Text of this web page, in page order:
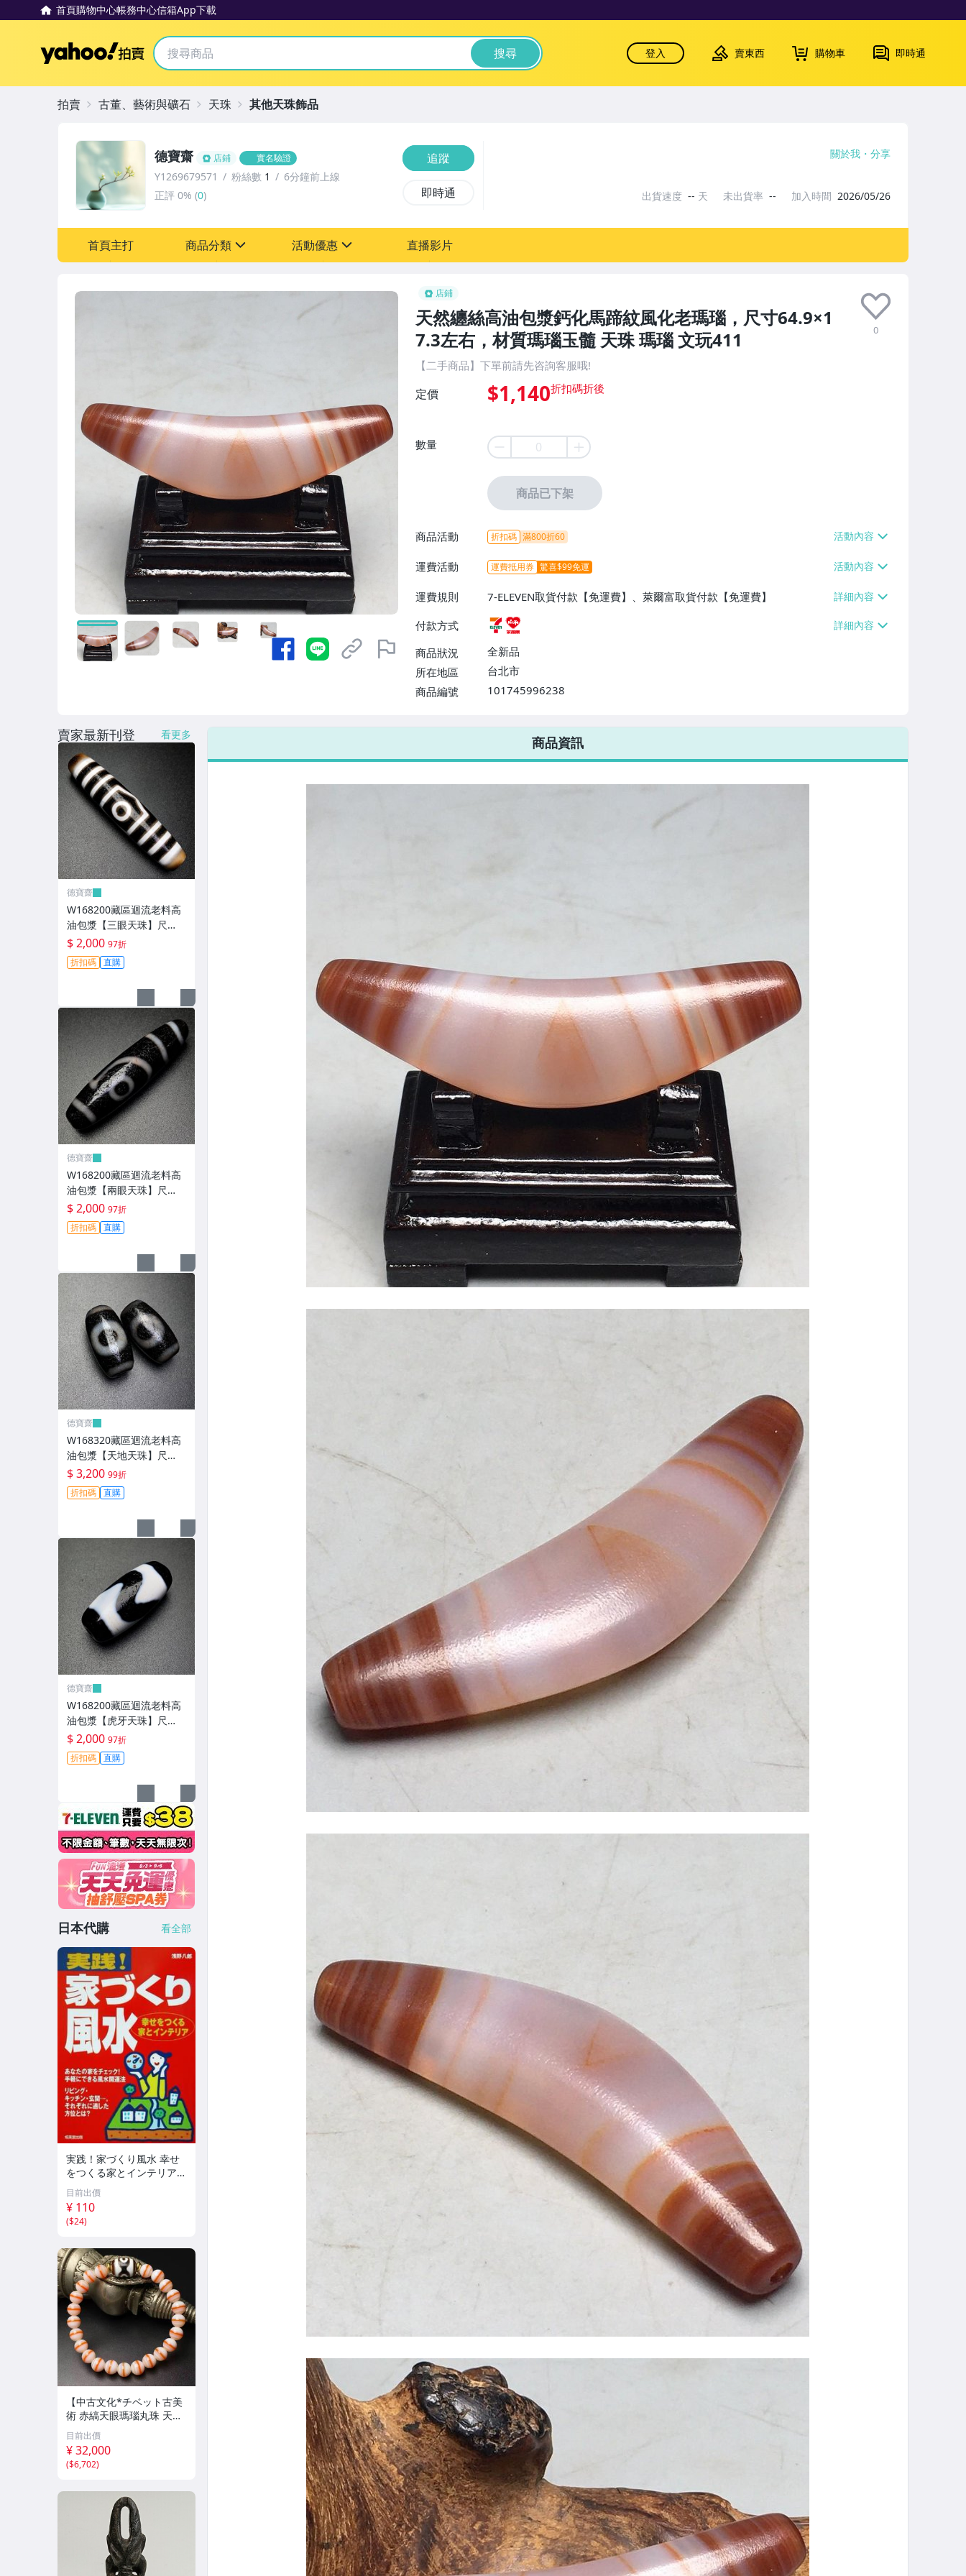
首頁購物中心帳務中心信箱App下載
Yahoo拍賣 搜尋 登入 賣東西 購物車 即時通
店鋪
天然纏絲高油包漿鈣化馬蹄紋風化老瑪瑙，尺寸64.9×1
7.3左右，材質瑪瑙玉髓 天珠 瑪瑙 文玩411
0
【二手商品】下單前請先咨詢客服哦!
定價 $1,140
數量
商品已下架
商品活動 折扣碼 滿800折60
運費活動 運費抵用券 驚喜$99免運
運費規則
7-ELEVEN取貨付款【免運費】、萊爾富取貨付款【免運費】
付款方式
商品狀況
全新品
所在地區
台北市
商品編號
101745996238
7-ELEVEN 運費只要38元
不限金額、筆數，筆筆優惠無限次！
德寶齋 店鋪 實名驗證
Y1269679571 粉絲數 1
6分鐘前上線
正評 0% (0)
追蹤
即時通
關於我 分享
出貨速度 -- 天 未出貨率 -- 加入時間 2026/05/26
首頁主打 商品分類 活動優惠 直播影片
拍賣 古董、藝術與礦石 天珠 其他天珠飾品
商品資訊
賣家最新刊登 看更多
德寶齋
W168200藏區迴流老料高
油包漿【三眼天珠】尺
寸：58*13毫米 重量15.2
克馬蹄清紋晰 天珠 瑪瑙 文
玩【德寶齋】499
$ 2,000 97折
折扣碼 直購
德寶齋
W168200藏區迴流老料高
油包漿【兩眼天珠】尺
寸：48*12毫米 重量11克
圖騰清晰流暢 天珠 瑪瑙 文
玩【德寶齋】498
$ 2,000 97折
折扣碼 直購
德寶齋
W168320藏區迴流老料高
油包漿【天地天珠】尺
寸：21*11毫米 重量8.3克
天圓地方， 天珠 瑪瑙 文玩
【德寶齋】999
$ 3,200 99折
折扣碼 直購
德寶齋
W168200藏區迴流老料高
油包漿【虎牙天珠】尺
寸：30*13毫米 重量8.8克
一顆可以改 天珠 瑪瑙 文玩
【德寶齋】497
$ 2,000 97折
折扣碼 直購
日本代購 看全部
実践！家づくり風水 幸せ
をつくる家とインテリア/
浅野八郎(著者)
目前出價
¥ 110
($24)
【中古文化*チベット古美
術 赤縞天眼瑪瑙丸珠 天地
天珠組み合わせブレスレッ
ト 縞瑪瑙 古玩 アンティー
ク お守り コレクション 腕
輪 】
目前出價
¥ 32,000
($6,702)